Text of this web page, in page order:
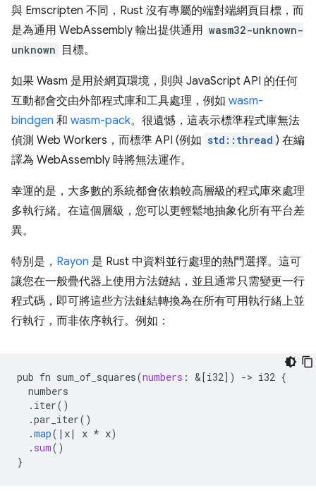
與 Emscripten 不同，Rust 沒有專屬的端對端網頁目標，而
是為通用 WebAssembly 輸出提供通用 wasm32-unknown-
unknown
目標。
如果 Wasm 是用於網頁環境，則與 JavaScript API 的任何
互動都會交由外部程式庫和工具處理，例如 wasm-
bindgen 和 wasm-pack。很遺憾，這表示標準程式庫無法
偵測 Web Workers，而標準 API (例如 std::thread ) 在編
譯為 WebAssembly 時將無法運作。
幸運的是，大多數的系統都會依賴較高層級的程式庫來處理
多執行緒。在這個層級，您可以更輕鬆地抽象化所有平台差
異。
特別是， Rayon 是 Rust 中資料並行處理的熱門選擇。這可
讓您在一般疊代器上使用方法鏈結，並且通常只需變更一行
程式碼，即可將這些方法鏈結轉換為在所有可用執行緒上並
行執行，而非依序執行。例如：
pub fn sum_of_squares(numbers : &[i32] ) -> i32 {
numbers
. iter()
.par_iter()
.map( | x| x * x)
. sum()
}